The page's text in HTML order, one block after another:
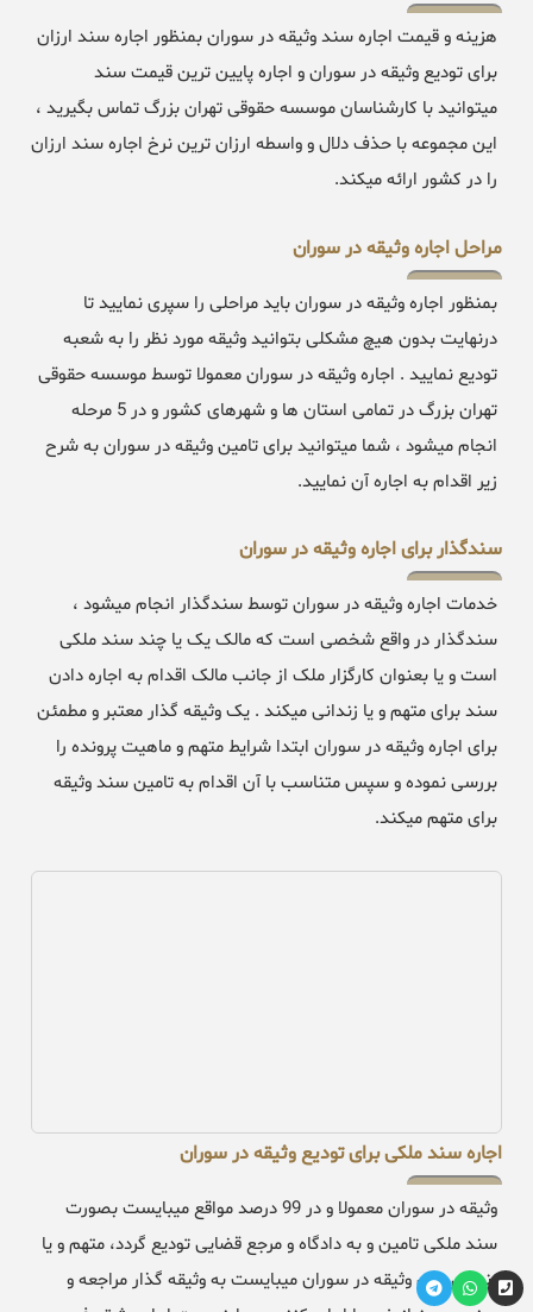
هزینه و قیمت اجاره سند وثیقه در سوران بمنظور اجاره سند ارزان
برای تودیع وثیقه در سوران و اجاره پایین ترین قیمت سند
میتوانید با کارشناسان موسسه حقوقی تهران بزرگ تماس بگیرید ،
این مجموعه با حذف دلال و واسطه ارزان ترین نرخ اجاره سند ارزان
را در کشور ارائه میکند.
مراحل اجاره وثیقه در سوران
بمنظور اجاره وثیقه در سوران باید مراحلی را سپری نمایید تا
درنهایت بدون هیچ مشکلی بتوانید وثیقه مورد نظر را به شعبه
تودیع نمایید . اجاره وثیقه در سوران معمولا توسط موسسه حقوقی
تهران بزرگ در تمامی استان ها و شهرهای کشور و در 5 مرحله
انجام میشود ، شما میتوانید برای تامین وثیقه در سوران به شرح
زیر اقدام به اجاره آن نمایید.
سندگذار برای اجاره وثیقه در سوران
خدمات اجاره وثیقه در سوران توسط سندگذار انجام میشود ،
سندگذار در واقع شخصی است که مالک یک یا چند سند ملکی
است و یا بعنوان کارگزار ملک از جانب مالک اقدام به اجاره دادن
سند برای متهم و یا زندانی میکند . یک وثیقه گذار معتبر و مطمئن
برای اجاره وثیقه در سوران ابتدا شرایط متهم و ماهیت پرونده را
بررسی نموده و سپس متناسب با آن اقدام به تامین سند وثیقه
برای متهم میکند.
اجاره سند ملکی برای تودیع وثیقه در سوران
وثیقه در سوران معمولا و در 99 درصد مواقع میبایست بصورت
سند ملکی تامین و به دادگاه و مرجع قضایی تودیع گردد، متهم و یا
زندانی برای وثیقه در سوران میبایست به وثیقه گذار مراجعه و